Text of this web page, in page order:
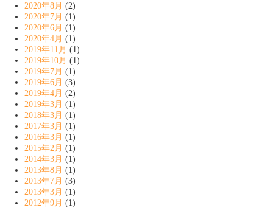
2020年8月 (2)
2020年7月 (1)
2020年6月 (1)
2020年4月 (1)
2019年11月 (1)
2019年10月 (1)
2019年7月 (1)
2019年6月 (3)
2019年4月 (2)
2019年3月 (1)
2018年3月 (1)
2017年3月 (1)
2016年3月 (1)
2015年2月 (1)
2014年3月 (1)
2013年8月 (1)
2013年7月 (3)
2013年3月 (1)
2012年9月 (1)